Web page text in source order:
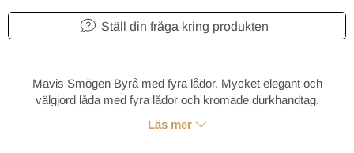
Ställ din fråga kring produkten
Mavis Smögen Byrå med fyra lådor. Mycket elegant och
välgjord låda med fyra lådor och kromade durkhandtag.
Läs mer